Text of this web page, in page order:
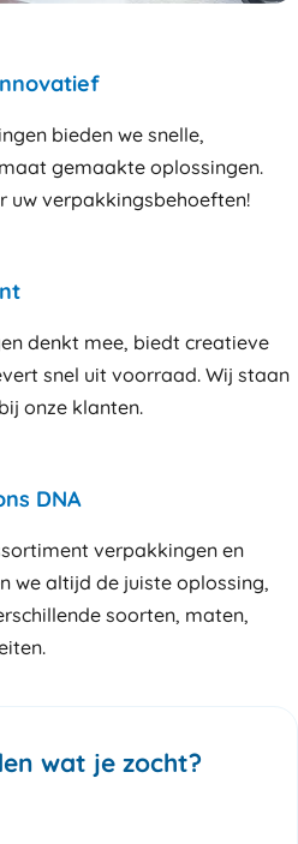
bieden we snelle,
gemaakte oplossingen.
uw verpakkingsbehoeften!
denkt mee, biedt creatieve
snel uit voorraad. Wij staan
onze klanten
DNA
verpakkingen en
we altijd de juiste oplossing,
soorten, maten,
wat je zocht?